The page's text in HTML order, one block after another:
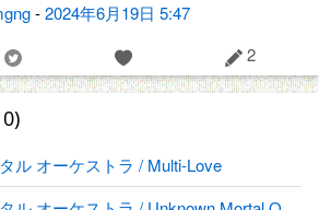
-2024年6月19日 5:47
2
ル オーケストラ / Multi-Love